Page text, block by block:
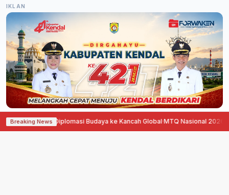
IKLAN
Breaking News
Dorong Diplomasi Budaya ke Kancah Global·MTQ Nasional 2026 di